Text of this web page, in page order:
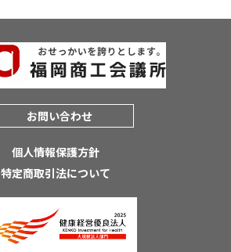
お問い合わせ
個人情報保護方針
特定商取引法について